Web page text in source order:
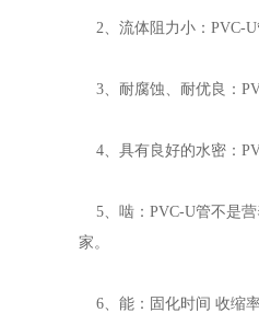
2、流体阻力小：PVC-U
3、耐腐蚀、耐优良：
4、具有良好的水密：
5、啮：PVC-U管不是营
家。
6、能：固化时间 收缩